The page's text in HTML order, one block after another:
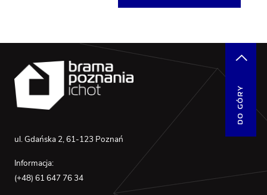
ul. Gdańska 2, 61-123 Poznań
Informacja:
(+48) 61 647 76 34
DO GÓRY